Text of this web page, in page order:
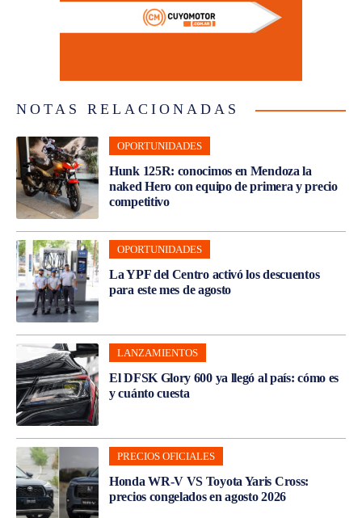
NOTAS RELACIONADAS
OPORTUNIDADES
Hunk 125R: conocimos en Mendoza la
naked Hero con equipo de primera y precio
competitivo
OPORTUNIDADES
La YPF del Centro activó los descuentos
para este mes de agosto
LANZAMIENTOS
El DFSK Glory 600 ya llegó al país: cómo es
y cuánto cuesta
PRECIOS OFICIALES
Honda WR-V VS Toyota Yaris Cross:
precios congelados en agosto 2026